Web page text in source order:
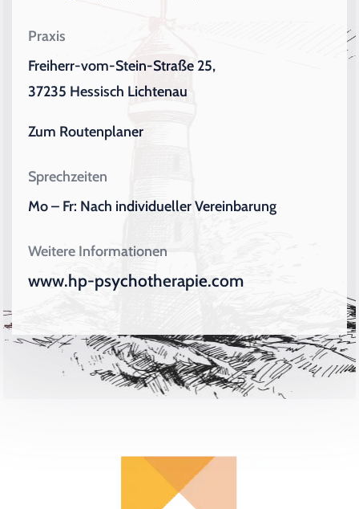
Praxis
Freiherr-vom-Stein-Straße 25,
37235 Hessisch Lichtenau
Zum Routenplaner
Sprechzeiten
Mo – Fr: Nach individueller Vereinbarung
Weitere Informationen
www.hp-psychotherapie.com